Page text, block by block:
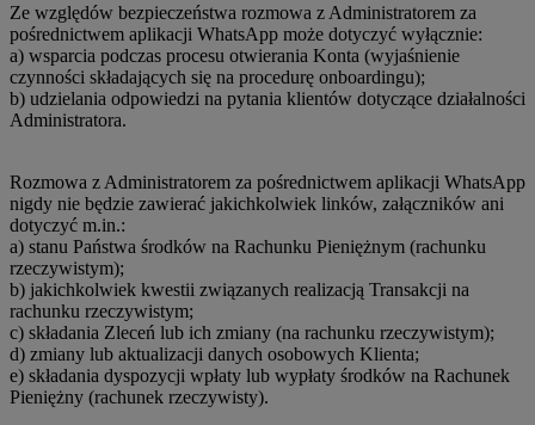
Ze względów bezpieczeństwa rozmowa z Administratorem za
pośrednictwem aplikacji WhatsApp może dotyczyć wyłącznie:
a) wsparcia podczas procesu otwierania Konta (wyjaśnienie
czynności składających się na procedurę onboardingu);
b) udzielania odpowiedzi na pytania klientów dotyczące działalności
Administratora.
Rozmowa z Administratorem za pośrednictwem aplikacji WhatsApp
nigdy nie będzie zawierać jakichkolwiek linków, załączników ani
dotyczyć m.in.:
a) stanu Państwa środków na Rachunku Pieniężnym (rachunku
rzeczywistym);
b) jakichkolwiek kwestii związanych realizacją Transakcji na
rachunku rzeczywistym;
c) składania Zleceń lub ich zmiany (na rachunku rzeczywistym);
d) zmiany lub aktualizacji danych osobowych Klienta;
e) składania dyspozycji wpłaty lub wypłaty środków na Rachunek
Pieniężny (rachunek rzeczywisty).